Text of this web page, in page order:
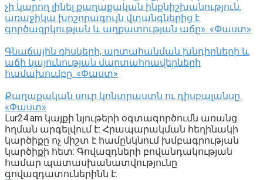
չի կարող լինել քաղաքական ինքնիշխանություն.
առաջիկա խոշորագույն վտանգներից է
գործազրկության և աղքատության աճը». «Փաստ»
Գնաճային ռիսկերի, արտահանման խնդիրների և
աճի կայունության մարտահրավերների
համախումբը. «Փաստ»
Քաղաքական սուր կոնտրաստն ու դիսբալանսը.
«Փաստ»
Lur24.am կայքի նյութերի օգտագործումն առանց
հղման արգելվում է: Հրապարակման հեղինակի
կարծիքը ոչ միշտ է համընկնում խմբագրության
կարծիքի հետ: Գովազդների բովանդակության
համար պատասխանատվությունը
գովազդատուներինն է: